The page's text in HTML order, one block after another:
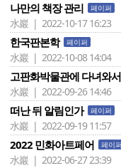
나만의 책장 관리 페이퍼
水巖 | 2022-10-17 16:23
한국판본학 페이퍼
水巖 | 2022-10-08 14:04
고판화박물관에 다녀와서
水巖 | 2022-09-26 14:46
떠난 뒤 알림인가 페이퍼
水巖 | 2022-09-19 11:57
2022 민화아트페어 페이퍼
水巖 | 2022-06-27 23:39